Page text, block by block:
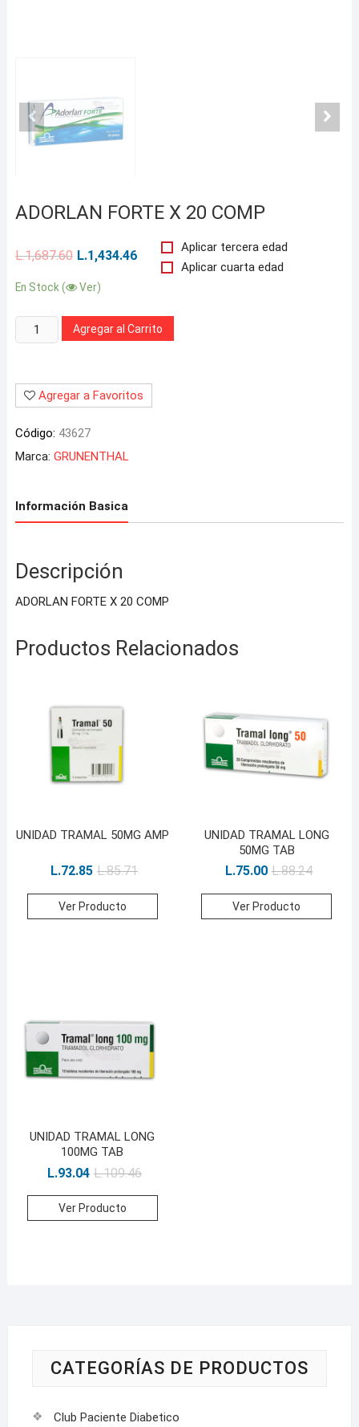
ADORLAN FORTE X 20 COMP
L.1,687.60 L.1,434.46
Aplicar tercera edad
Aplicar cuarta edad
En Stock ( Ver)
Cantidad: Agregar al Carrito
Agregar a Favoritos
Código: 43627
Marca: GRUNENTHAL
Información Basica
Descripción
ADORLAN FORTE X 20 COMP
Productos Relacionados
UNIDAD TRAMAL 50MG AMP
L.85.71
L.72.85
Ver Producto
UNIDAD TRAMAL LONG
50MG TAB
L.88.24
L.75.00
Ver Producto
UNIDAD TRAMAL LONG
100MG TAB
L.109.46
L.93.04
Ver Producto
CATEGORÍAS DE PRODUCTOS
Club Paciente Diabetico